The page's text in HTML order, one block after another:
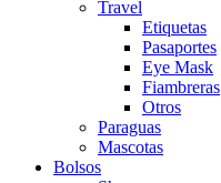
Travel
Etiquetas
Pasaportes
Eye Mask
Fiambreras
Otros
Paraguas
Mascotas
Bolsos